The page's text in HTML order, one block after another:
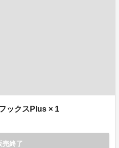
ックスPlus × 1
売終了